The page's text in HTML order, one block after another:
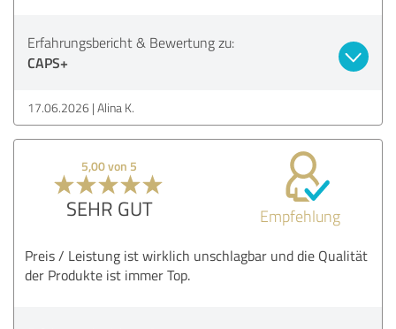
Erfahrungsbericht & Bewertung zu:
CAPS+
17.06.2026 Alina K.
5,00 von 5
SEHR GUT Empfehlung
Preis / Leistung ist wirklich unschlagbar und die Qualität
der Produkte ist immer Top.